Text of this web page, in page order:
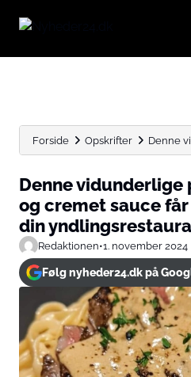
Forside Opskrifter Denne
Denne
og cremet sauce
din
Redaktionen•1. november 2024
Følg nyheder24.dk på